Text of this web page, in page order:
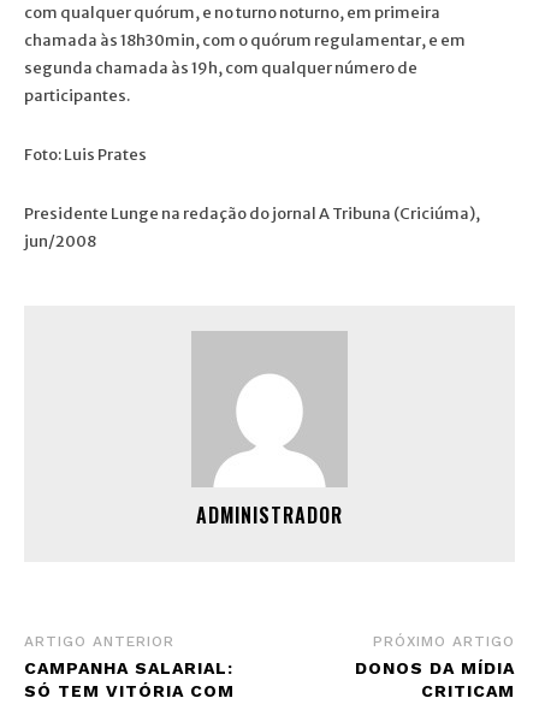
com qualquer quórum, e no turno noturno, em primeira
chamada às 18h30min, com o quórum regulamentar, e em
segunda chamada às 19h, com qualquer número de
participantes.
Foto: Luis Prates
Presidente Lunge na redação do jornal A Tribuna (Criciúma),
jun/2008
ADMINISTRADOR
ARTIGO ANTERIOR
CAMPANHA SALARIAL:
SÓ TEM VITÓRIA COM
PRÓXIMO ARTIGO
DONOS DA MÍDIA
CRITICAM